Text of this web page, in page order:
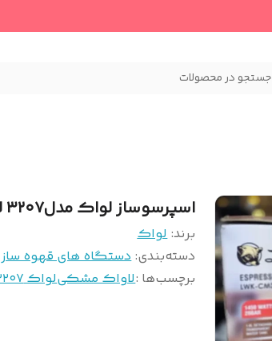
جستجو در محصولات
اسپرسوساز لواک مدل۳۲۰۷ لواک ۳۲۰۷
برند:لواک
دسته‌بندی:دستگاه های قهوه ساز
برچسب‌ها :لاواک مشکیلواک ۳۲۰۷